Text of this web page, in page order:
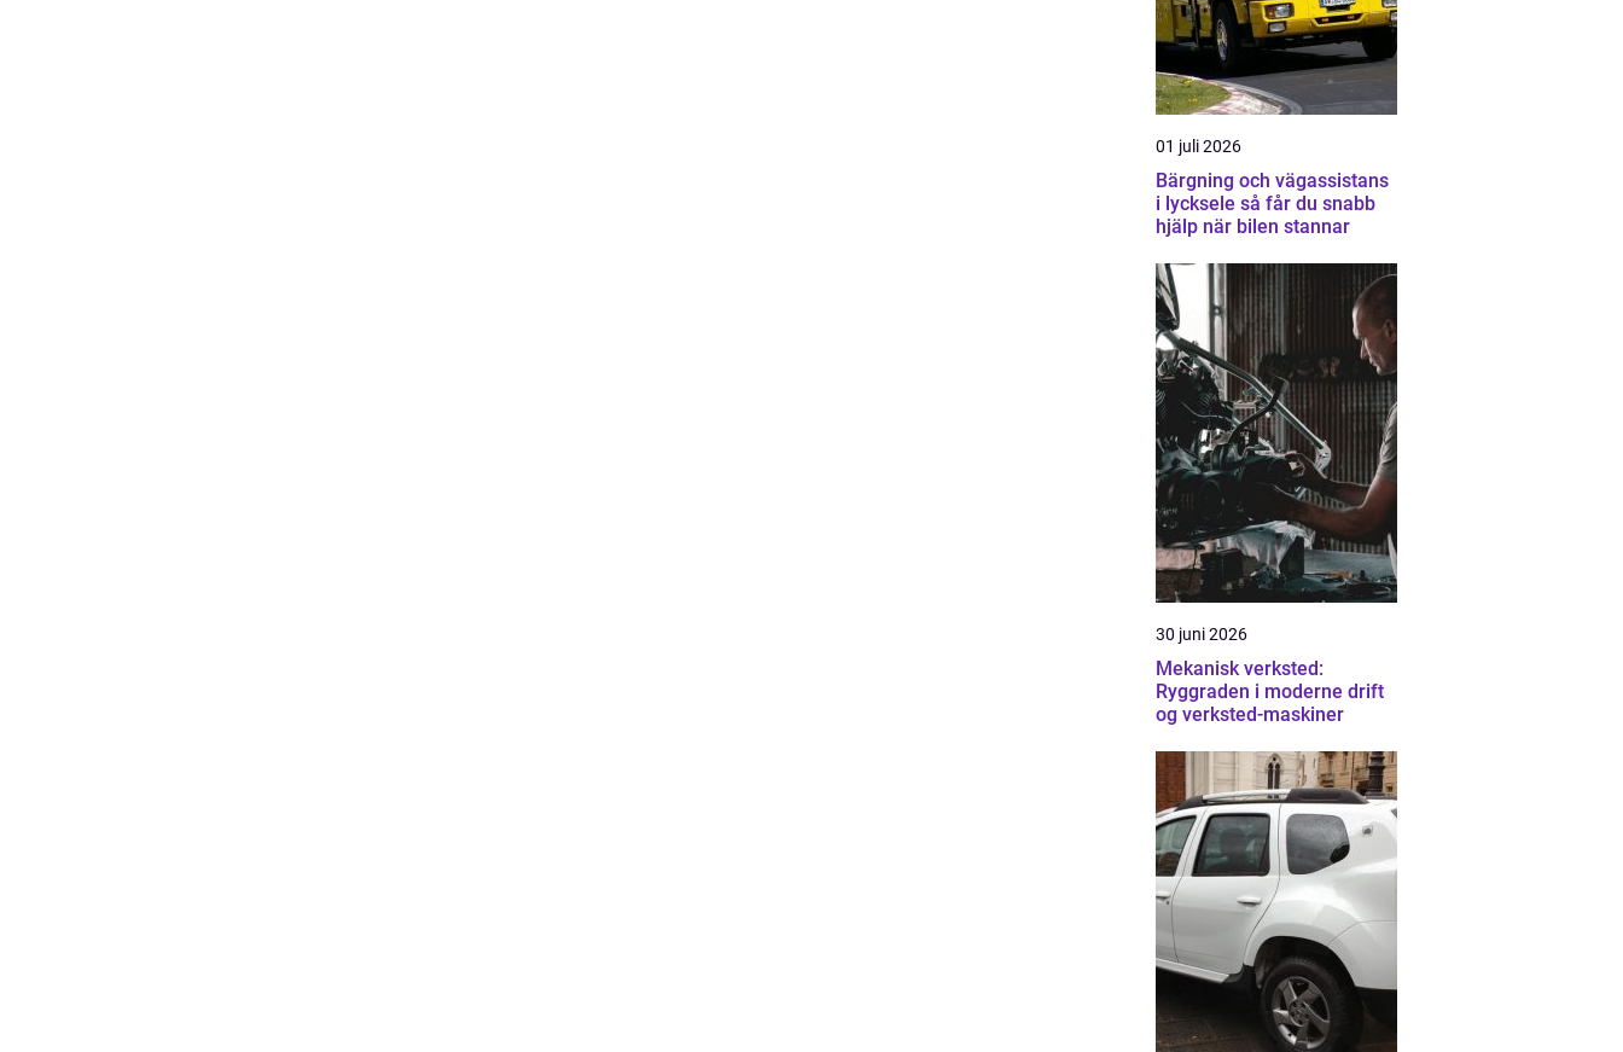
01 juli 2026
Bärgning och vägassistans
i lycksele så får du snabb
hjälp när bilen stannar
30 juni 2026
Mekanisk verksted:
Ryggraden i moderne drift
og verksted-maskiner